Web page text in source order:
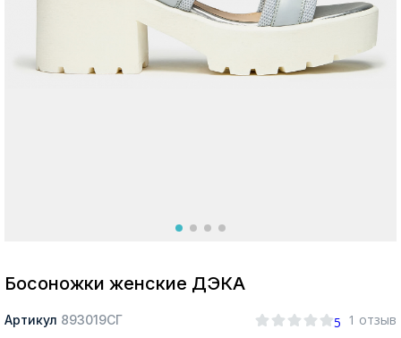
Босоножки женские ДЭКА
Артикул 893019СГ 5 1 отзыв